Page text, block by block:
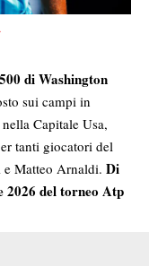
di Washington
sui campi in
Capitale Usa,
tanti giocatori del
Matteo Arnaldi. Di
2026 del torneo Atp